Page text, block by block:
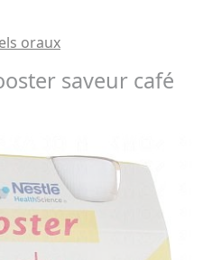
oraux
saveur café